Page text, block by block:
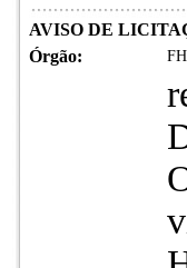
AVISO DE
Órgão: